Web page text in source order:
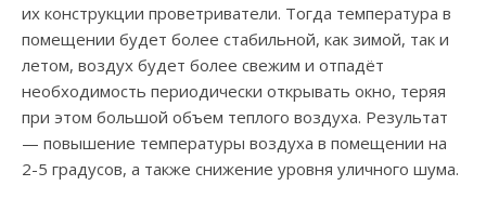
их конструкции проветриватели. Тогда температура в
помещении будет более стабильной, как зимой, так и
летом, воздух будет более свежим и отпадёт
необходимость периодически открывать окно, теряя
при этом большой объем теплого воздуха. Результат
— повышение температуры воздуха в помещении на
2-5 градусов, а также снижение уровня уличного шума.